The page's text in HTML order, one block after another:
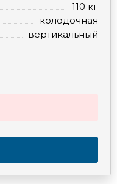
110 кг
колодочная
вертикальный